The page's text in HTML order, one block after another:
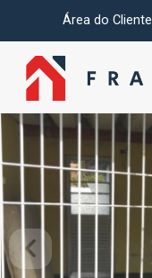
Área do Cliente